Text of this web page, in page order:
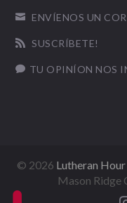
 ENVÍENOS UN
 SUSCRÍBETE!
 TU OPINÍON NOS
© 2026 Lutheran
Mason Ridge